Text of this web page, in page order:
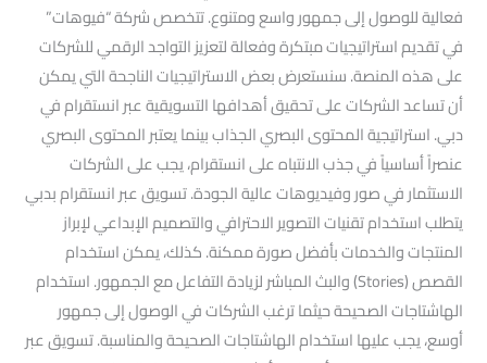
فعالية للوصول إلى جمهور واسع ومتنوع. تتخصص شركة “فيوهات”
في تقديم استراتيجيات مبتكرة وفعالة لتعزيز التواجد الرقمي للشركات
على هذه المنصة. سنستعرض بعض الاستراتيجيات الناجحة التي يمكن
أن تساعد الشركات على تحقيق أهدافها التسويقية عبر انستقرام في
دبي. استراتيجية المحتوى البصري الجذاب بينما يعتبر المحتوى البصري
عنصراً أساسياً في جذب الانتباه على انستقرام، يجب على الشركات
الاستثمار في صور وفيديوهات عالية الجودة. تسويق عبر انستقرام بدبي
يتطلب استخدام تقنيات التصوير الاحترافي والتصميم الإبداعي لإبراز
المنتجات والخدمات بأفضل صورة ممكنة. كذلك، يمكن استخدام
القصص (Stories) والبث المباشر لزيادة التفاعل مع الجمهور. استخدام
الهاشتاجات الصحيحة حيثما ترغب الشركات في الوصول إلى جمهور
أوسع، يجب عليها استخدام الهاشتاجات الصحيحة والمناسبة. تسويق عبر